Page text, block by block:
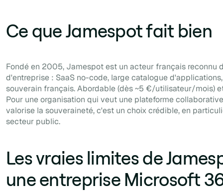
Ce que Jamespot fait bien
Fondé en 2005, Jamespot est un acteur français reconnu
d'entreprise : SaaS no-code, large catalogue
souverain français. Abordable (dès ~5 €/utilisateur/mois)
Pour une organisation qui veut une plateforme
valorise la souveraineté, c'est un choix crédible, en
secteur public.
Les vraies limites de
une entreprise Microsoft